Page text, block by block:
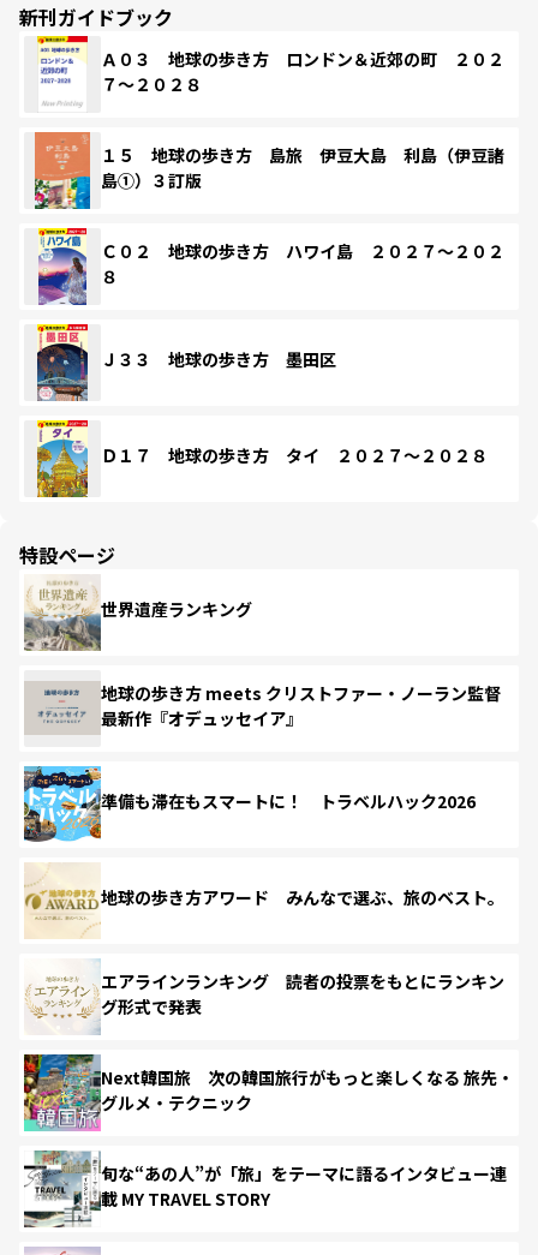
新刊ガイドブック
Ａ０３ 地球の歩き方 ロンドン＆近郊の町 ２０２
７～２０２８
１５ 地球の歩き方 島旅 伊豆大島 利島（伊豆諸
島①）３訂版
Ｃ０２ 地球の歩き方 ハワイ島 ２０２７～２０２
８
Ｊ３３ 地球の歩き方 墨田区
Ｄ１７ 地球の歩き方 タイ ２０２７～２０２８
特設ページ
世界遺産ランキング
地球の歩き方 meets クリストファー・ノーラン監督
最新作『オデュッセイア』
準備も滞在もスマートに！ トラベルハック2026
地球の歩き方アワード みんなで選ぶ、旅のベスト。
エアラインランキング 読者の投票をもとにランキン
グ形式で発表
Next韓国旅 次の韓国旅行がもっと楽しくなる 旅先・
グルメ・テクニック
旬な“あの人”が「旅」をテーマに語るインタビュー連
載 MY TRAVEL STORY